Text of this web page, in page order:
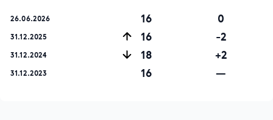
26.06.2026 16 0
31.12.2025 16 -2
31.12.2024 18 +2
31.12.2023 16 —